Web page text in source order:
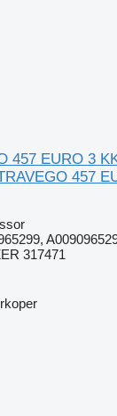
457 EURO 3
457
317471